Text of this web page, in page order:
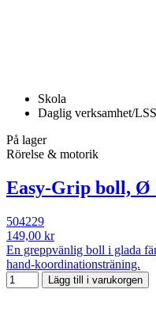
Skola
Daglig verksamhet/LSS
På lager
Rörelse & motorik
Easy-Grip boll, Ø
504229
149,00 kr
En greppvänlig boll i glada
hand-koordinationsträning.
Lägg till i varukorgen